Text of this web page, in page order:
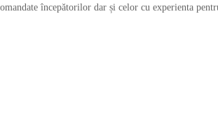
începătorilor dar și celor cu experienta